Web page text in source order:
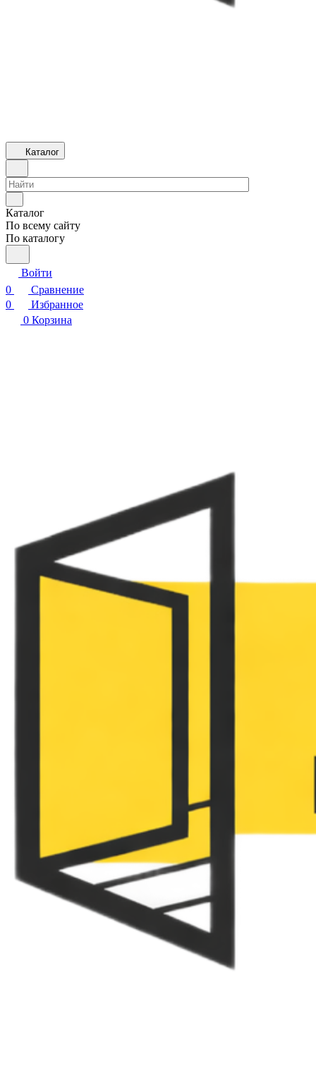
Каталог
Каталог
По всему сайту
По каталогу
Войти
0
Сравнение
0
Избранное
0 Корзина